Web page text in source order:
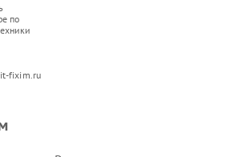
по
fixim.ru